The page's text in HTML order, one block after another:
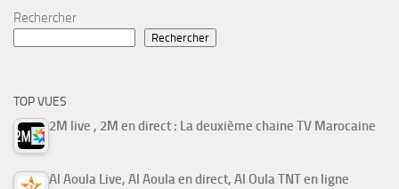
Rechercher
Rechercher
TOP VUES
2M live , 2M en direct : La deuxième chaine TV Marocaine
Al Aoula Live, Al Aoula en direct, Al Oula TNT en ligne